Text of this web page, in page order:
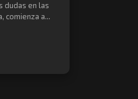
dudas en las
comienza a...